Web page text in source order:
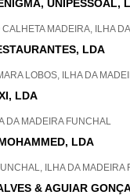
UNIPESSOAL,
CALHETA MADEIRA, ILHA
LDA
LOBOS, ILHA DA
LDA
DA MADEIRA FUNCHAL
LDA
ILHA DA MADEIRA
& AGUIAR